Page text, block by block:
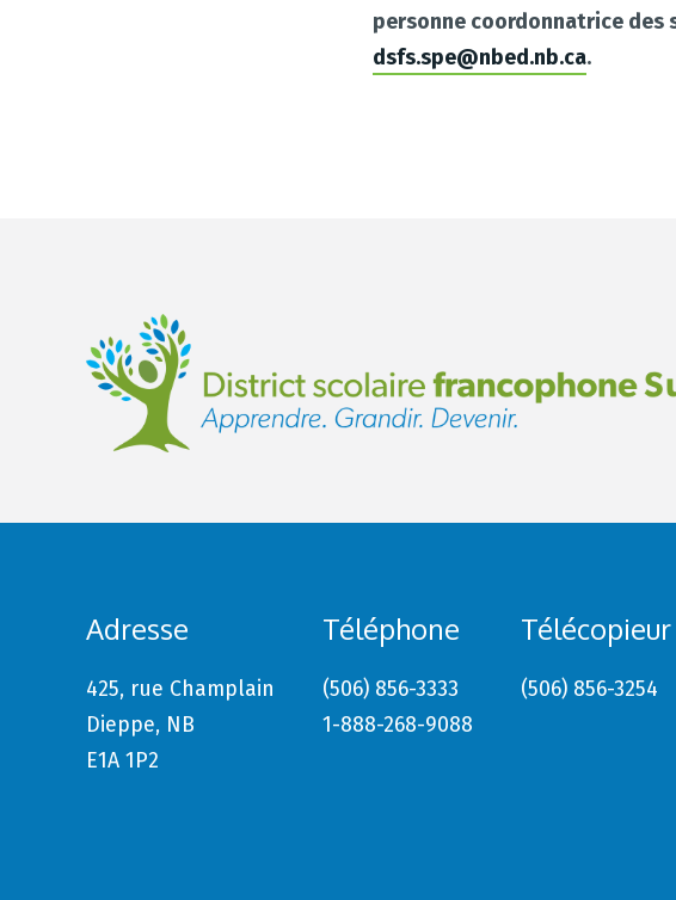
personne coordonnatrice des
dsfs.spe@nbed.nb.ca.
Adresse
425, rue Champlain
Dieppe, NB
E1A 1P2
Téléphone
(506) 856-3333
1-888-268-9088
Télécopieur
(506) 856-3254